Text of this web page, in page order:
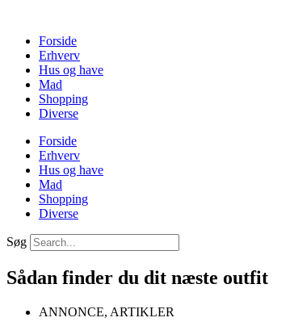
indholdForside
Erhverv
Hus og have
Mad
Shopping
Diverse
Forside
Erhverv
Hus og have
Mad
Shopping
Diverse
Søg
Sådan finder du dit næste outfit
ANNONCE, ARTIKLER